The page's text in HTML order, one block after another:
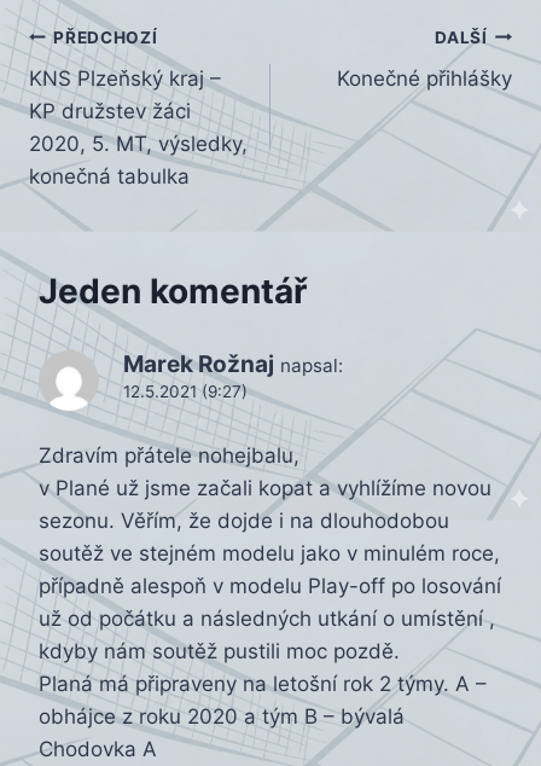
Navigace
pro
příspěvek
PŘEDCHOZÍ
KNS Plzeňský kraj –
KP družstev žáci
2020, 5. MT, výsledky,
konečná tabulka
DALŠÍ
Konečné přihlášky
Jeden komentář
Marek Rožnaj napsal:
12.5.2021 (9:27)
Zdravím přátele nohejbalu,
v Plané už jsme začali kopat a vyhlížíme novou
sezonu. Věřím, že dojde i na dlouhodobou
soutěž ve stejném modelu jako v minulém roce,
případně alespoň v modelu Play-off po losování
už od počátku a následných utkání o umístění ,
kdyby nám soutěž pustili moc pozdě.
Planá má připraveny na letošní rok 2 týmy. A –
obhájce z roku 2020 a tým B – bývalá
Chodovka A